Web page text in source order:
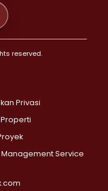
>
reserved.
Privasi
Management Service